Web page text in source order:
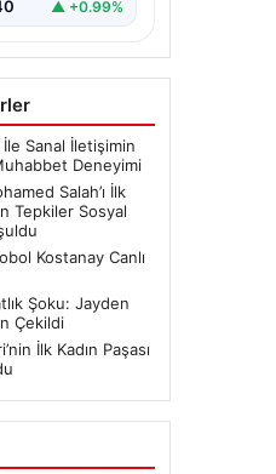
Mohamed
▲ +0.99%
Sanal İletişimin
Deneyimi
Salah’ı İlk
Tepkiler Sosyal
Kostanay Canlı
Şoku: Jayden
Çekildi
İlk Kadın Paşası